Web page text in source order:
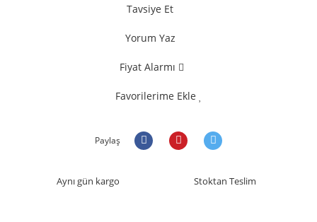
Tavsiye Et
Yorum Yaz
Fiyat Alarmı
Favorilerime Ekle
Paylaş
Aynı gün kargo Stoktan Teslim